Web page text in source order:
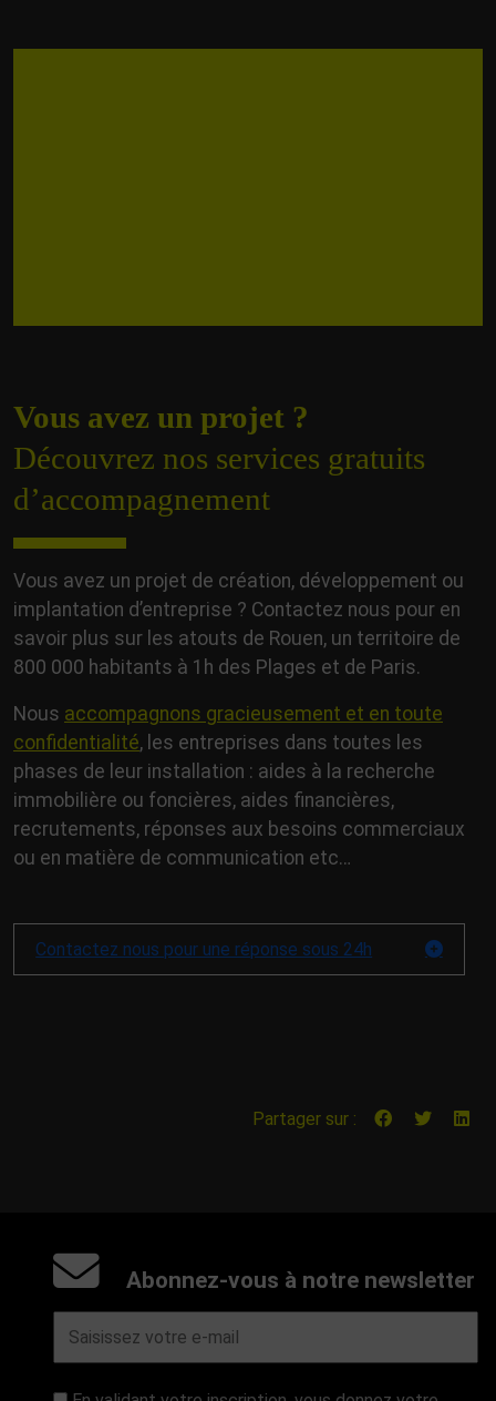
Vous avez un projet ?
Découvrez nos services gratuits
d’accompagnement
Vous avez un projet de création, développement ou
implantation d’entreprise ? Contactez nous pour en
savoir plus sur les atouts de Rouen, un territoire de
800 000 habitants à 1h des Plages et de Paris.
Nous accompagnons gracieusement et en toute
confidentialité, les entreprises dans toutes les
phases de leur installation : aides à la recherche
immobilière ou foncières, aides financières,
recrutements, réponses aux besoins commerciaux
ou en matière de communication etc…
Contactez nous pour une réponse sous 24h
Partager sur :
Abonnez-vous à notre newsletter